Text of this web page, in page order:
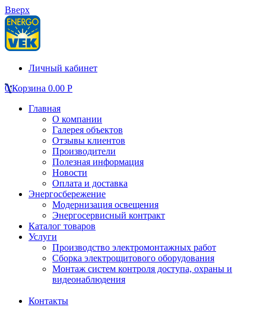
Вверх
Личный кабинет
0 Корзина 0.00 Р
Главная
О компании
Галерея объектов
Отзывы клиентов
Производители
Полезная информация
Новости
Оплата и доставка
Энергосбережение
Модернизация освещения
Энергосервисный контракт
Каталог товаров
Услуги
Производство электромонтажных работ
Сборка электрощитового оборудования
Монтаж систем контроля доступа, охраны и
видеонаблюдения
Контакты